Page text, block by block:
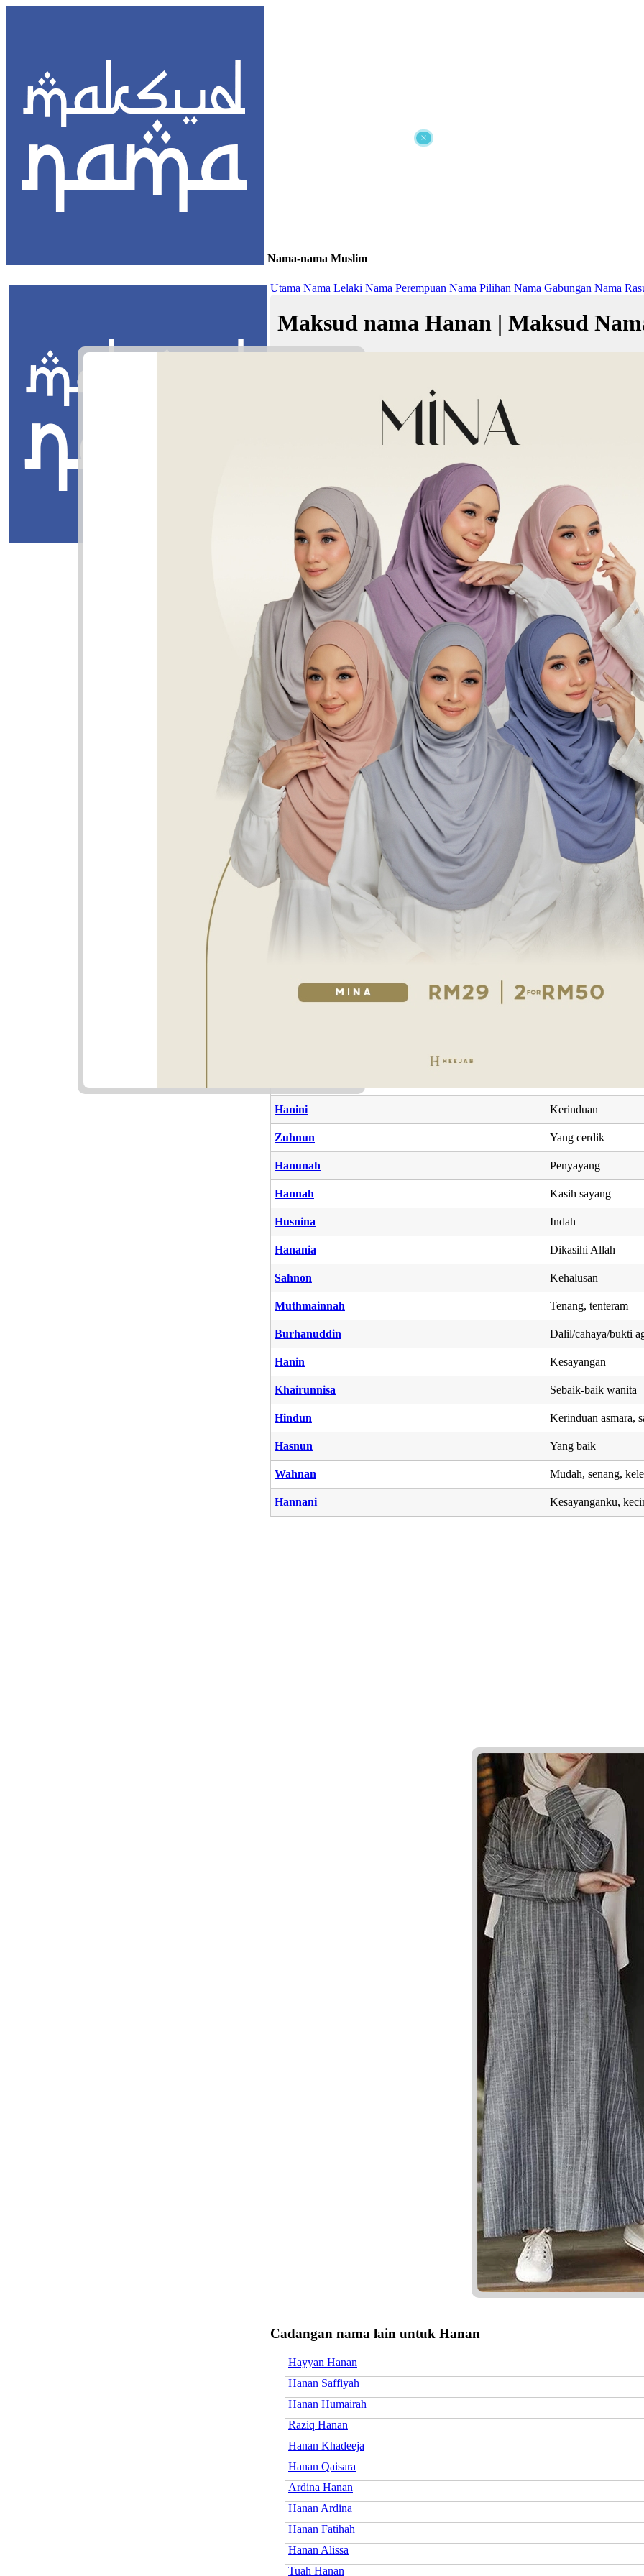
×
Nama-nama Muslim
Utama Nama Lelaki Nama Perempuan Nama Pilihan Nama Gabungan Nama
Maksud nama Hanan | Maksud
Masukkan Nama:
Hanan: Kesayangan, kecintaan, rezki, berkah
✚ Baju Baby Custom Nama
Variasi nama Hanan
Hanan
Nama Yang Berkaitan dengan Hanan
Nama
Haninah Penyayang
Hanini Kerinduan
Zuhnun Yang cerdik
Hanunah Penyayang
Hannah Kasih sayang
Husnina Indah
Hanania Dikasihi Allah
Sahnon Kehalusan
Muthmainnah Tenang, tenteram
Burhanuddin Dalil/cahaya/bukti
Hanin Kesayangan
Khairunnisa Sebaik-baik wanita
Hindun Kerinduan asmara,
Hasnun Yang baik
Wahnan Mudah, senang,
Hannani Kesayanganku,
Cadangan nama lain untuk Hanan
Hayyan Hanan
Hanan Saffiyah
Hanan Humairah
Raziq Hanan
Hanan Khadeeja
Hanan Qaisara
Ardina Hanan
Hanan Ardina
Hanan Fatihah
Hanan Alissa
Tuah Hanan